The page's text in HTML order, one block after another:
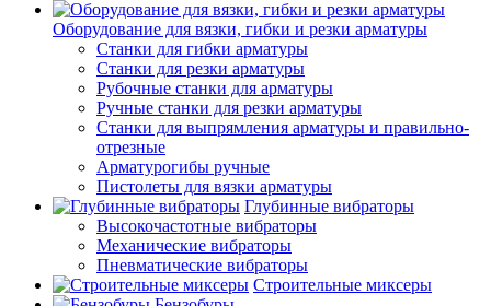
Оборудование для вязки, гибки и резки арматуры
Станки для гибки арматуры
Станки для резки арматуры
Рубочные станки для арматуры
Ручные станки для резки арматуры
Станки для выпрямления арматуры и правильно-
отрезные
Арматурогибы ручные
Пистолеты для вязки арматуры
Глубинные вибраторы
Высокочастотные вибраторы
Механические вибраторы
Пневматические вибраторы
Строительные миксеры